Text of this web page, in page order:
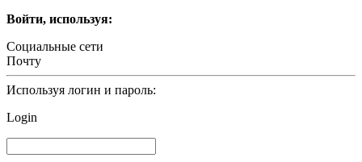
Войти, используя:
Социальные сети
Почту
Используя логин и пароль:
Login